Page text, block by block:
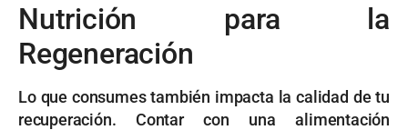
Nutrición para la
Regeneración
Lo que consumes también impacta la calidad de tu
recuperación. Contar con una alimentación